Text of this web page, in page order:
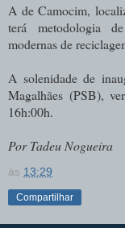
A de Camocim,
terá metodologia
modernas de
A solenidade de
Magalhães (PSB),
16h:00h.
Por Tadeu Nogueira
às 13:29
Compartilhar